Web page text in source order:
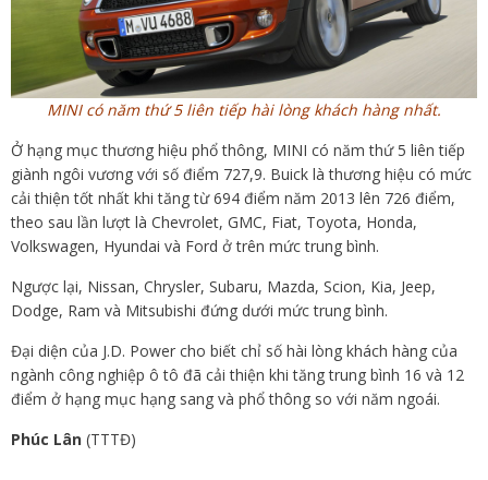
MINI có năm thứ 5 liên tiếp hài lòng khách hàng nhất.
Ở hạng mục thương hiệu phổ thông, MINI có năm thứ 5 liên tiếp
giành ngôi vương với số điểm 727,9. Buick là thương hiệu có mức
cải thiện tốt nhất khi tăng từ 694 điểm năm 2013 lên 726 điểm,
theo sau lần lượt là Chevrolet, GMC, Fiat, Toyota, Honda,
Volkswagen, Hyundai và Ford ở trên mức trung bình.
Ngược lại, Nissan, Chrysler, Subaru, Mazda, Scion, Kia, Jeep,
Dodge, Ram và Mitsubishi đứng dưới mức trung bình.
Đại diện của J.D. Power cho biết chỉ số hài lòng khách hàng của
ngành công nghiệp ô tô đã cải thiện khi tăng trung bình 16 và 12
điểm ở hạng mục hạng sang và phổ thông so với năm ngoái.
Phúc Lân (TTTĐ)